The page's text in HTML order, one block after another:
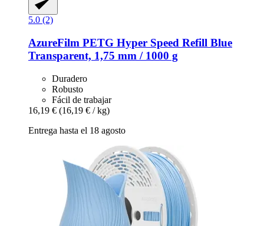
5.0 (2)
AzureFilm PETG Hyper Speed Refill Blue
Transparent, 1,75 mm / 1000 g
Duradero
Robusto
Fácil de trabajar
16,19 € (16,19 € / kg)
Entrega hasta el 18 agosto